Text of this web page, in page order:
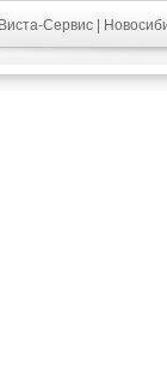
Сервис |